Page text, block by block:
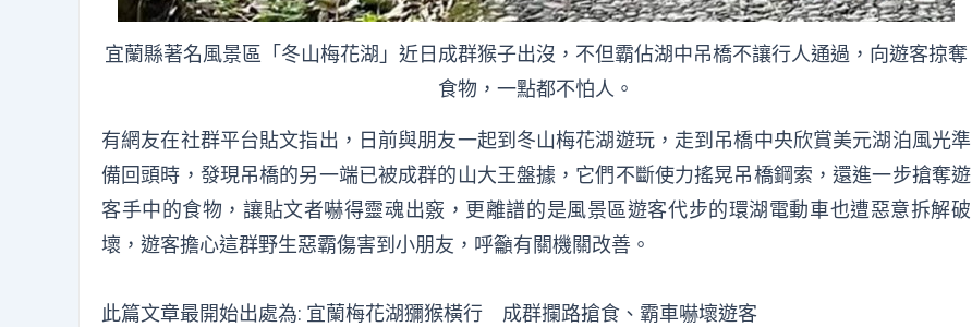
宜蘭縣著名風景區「冬山梅花湖」近日成群猴子出沒，不但霸佔湖中吊橋不讓行人通過，向遊客掠奪
食物，一點都不怕人。
有網友在社群平台貼文指出，日前與朋友一起到冬山梅花湖遊玩，走到吊橋中央欣賞美元湖泊風光準
備回頭時，發現吊橋的另一端已被成群的山大王盤據，它們不斷使力搖晃吊橋鋼索，還進一步搶奪遊
客手中的食物，讓貼文者嚇得靈魂出竅，更離譜的是風景區遊客代步的環湖電動車也遭惡意拆解破
壞，遊客擔心這群野生惡霸傷害到小朋友，呼籲有關機關改善。
此篇文章最開始出處為: 宜蘭梅花湖獼猴橫行 成群攔路搶食、霸車嚇壞遊客